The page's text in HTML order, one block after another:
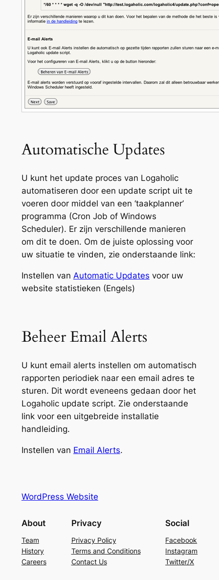
Automatische Updates
U kunt het update proces van Logaholic
automatiseren door een update script uit te
voeren door middel van een ‘taakplanner’
programma (Cron Job of Windows
Scheduler). Er zijn verschillende manieren
om dit te doen. Om de juiste oplossing voor
uw situatie te vinden, zie onderstaande link:
Instellen van Automatic Updates voor uw
website statistieken (Engels)
Beheer Email Alerts
U kunt email alerts instellen om automatisch
rapporten periodiek naar een email adres te
sturen. Dit wordt eveneens gedaan door het
Logaholic update script. Zie onderstaande
link voor een uitgebreide installatie
handleiding.
Instellen van Email Alerts.
WordPress Website
About
Team
History
Careers
Privacy
Privacy Policy
Terms and Conditions
Contact Us
Social
Facebook
Instagram
Twitter/X